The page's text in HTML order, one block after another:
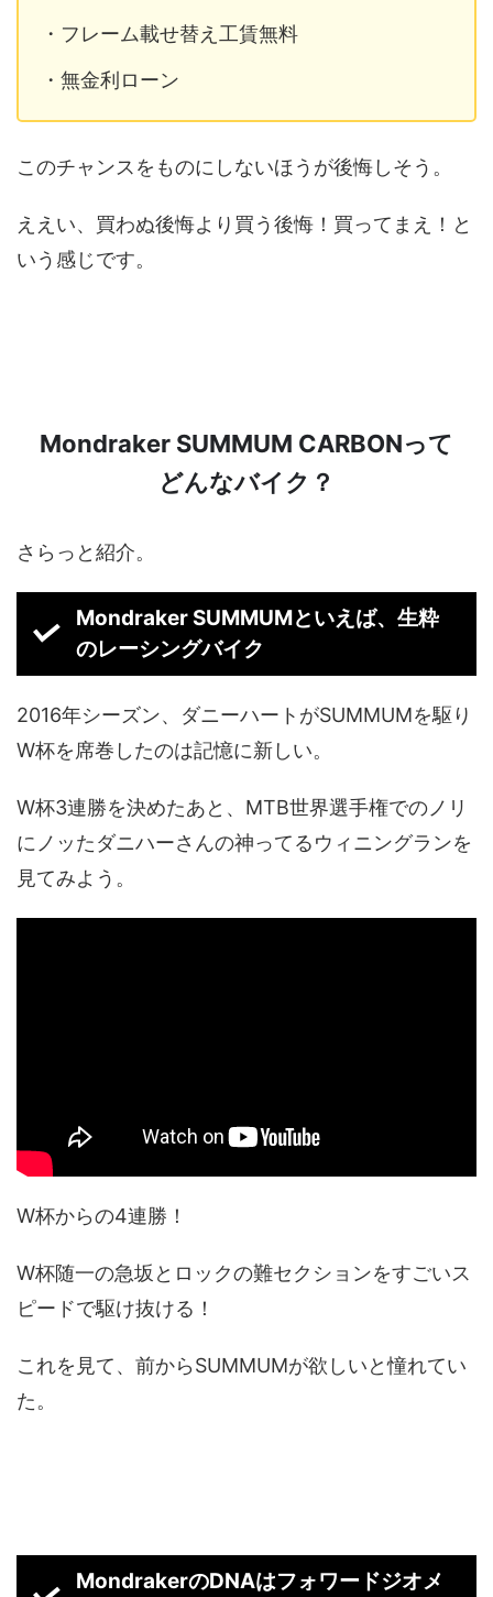
・フレーム載せ替え工賃無料
・無金利ローン
このチャンスをものにしないほうが後悔しそう。
ええい、買わぬ後悔より買う後悔！買ってまえ！と
いう感じです。
Mondraker SUMMUM CARBONって
どんなバイク？
さらっと紹介。
Mondraker SUMMUMといえば、生粋
のレーシングバイク
2016年シーズン、ダニーハートがSUMMUMを駆り
W杯を席巻したのは記憶に新しい。
W杯3連勝を決めたあと、MTB世界選手権でのノリ
にノッたダニハーさんの神ってるウィニングランを
見てみよう。
W杯からの4連勝！
W杯随一の急坂とロックの難セクションをすごいス
ピードで駆け抜ける！
これを見て、前からSUMMUMが欲しいと憧れてい
た。
MondrakerのDNAはフォワードジオメ